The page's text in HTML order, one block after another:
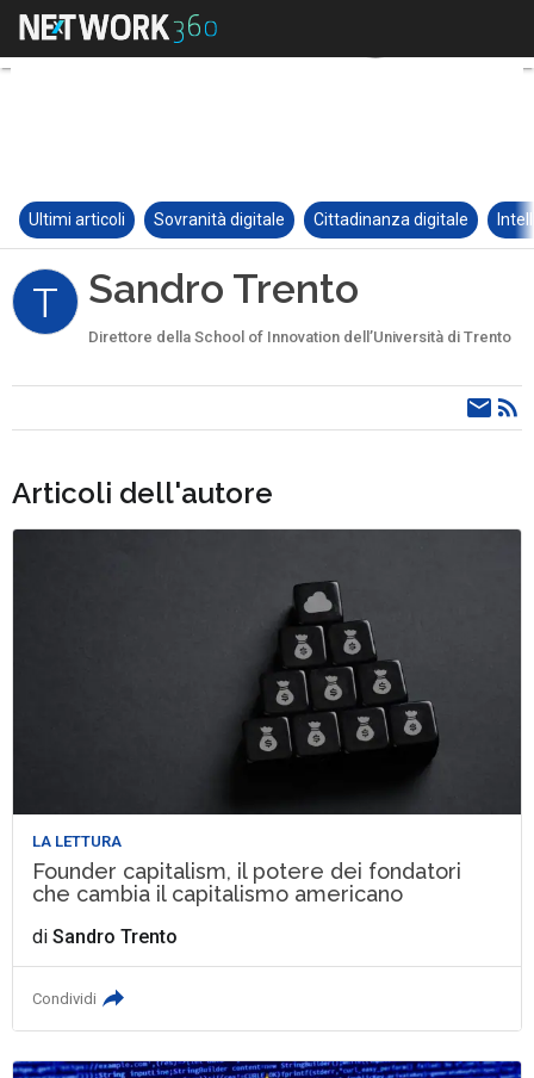
Ultimi articoli Sovranità digitale Cittadinanza digitale
T Sandro Trento
Direttore della School of Innovation dell’Università di Trento
Articoli dell'autore
LA LETTURA
Founder capitalism, il potere dei fondatori
che cambia il capitalismo americano
diSandro Trento
Condividi